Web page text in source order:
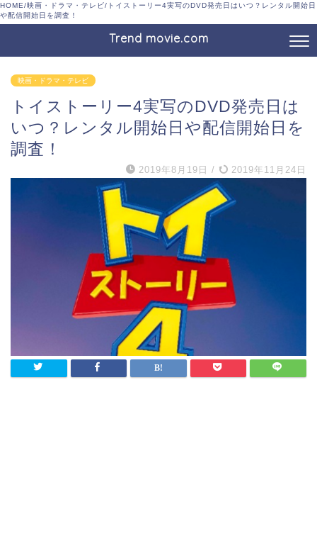
HOME/映画・ドラマ・テレビ/ トイストーリー4実写のDVD発売日はいつ？レンタル開始日
や配信開始日を調査！
Trend movie.com
映画・ドラマ・テレビ
トイストーリー4実写のDVD発売日は
いつ？レンタル開始日や配信開始日を
調査！
2019年8月19日 / 2019年11月24日